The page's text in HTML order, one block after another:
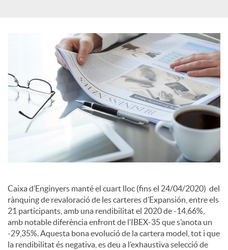
i
a
Caixa d’Enginyers manté el cuart lloc (fins el 24/04/2020) del
rànquing de revaloració de les carteres d’Expansión, entre els
21 participants, amb una rendibilitat el 2020 de -14,66%,
amb notable diferència enfront de l’IBEX-35 que s’anota un
-29,35%. Aquesta bona evolució de la cartera model, tot i que
la rendibilitat és negativa, es deu a l’exhaustiva selecció de